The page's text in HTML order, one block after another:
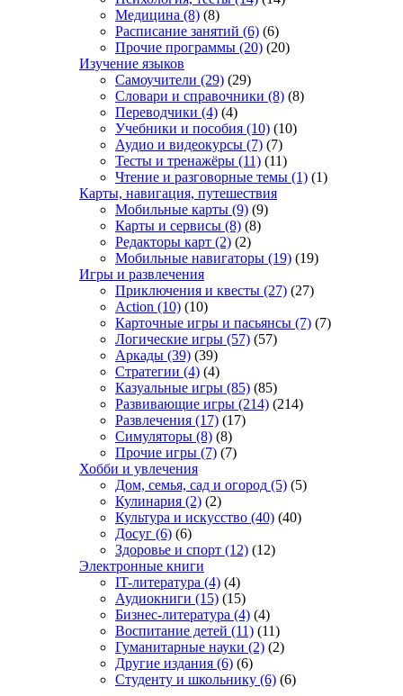
Медицина (8) (8)
Расписание занятий (6) (6)
Прочие программы (20) (20)
Изучение языков
Самоучители (29) (29)
Словари и справочники (8) (8)
Переводчики (4) (4)
Учебники и пособия (10) (10)
Аудио и видеокурсы (7) (7)
Тесты и тренажёры (11) (11)
Чтение и разговорные темы (1) (1)
Карты, навигация, путешествия
Мобильные карты (9) (9)
Карты и сервисы (8) (8)
Редакторы карт (2) (2)
Мобильные навигаторы (19) (19)
Игры и развлечения
Приключения и квесты (27) (27)
Action (10) (10)
Карточные игры и пасьянсы (7) (7)
Логические игры (57) (57)
Аркады (39) (39)
Стратегии (4) (4)
Казуальные игры (85) (85)
Развивающие игры (214) (214)
Развлечения (17) (17)
Симуляторы (8) (8)
Прочие игры (7) (7)
Хобби и увлечения
Дом, семья, сад и огород (5) (5)
Кулинария (2) (2)
Культура и искусство (40) (40)
Досуг (6) (6)
Здоровье и спорт (12) (12)
Электронные книги
IT-литература (4) (4)
Аудиокниги (15) (15)
Бизнес-литература (4) (4)
Воспитание детей (11) (11)
Гуманитарные науки (2) (2)
Другие издания (6) (6)
Студенту и школьнику (6) (6)